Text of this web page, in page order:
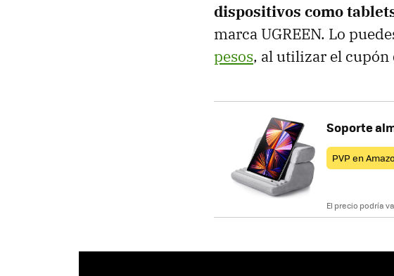
dispositivos como
marca UGREEN. Lo
pesos, al utilizar el cupón
Soporte
PVP en
El precio podría